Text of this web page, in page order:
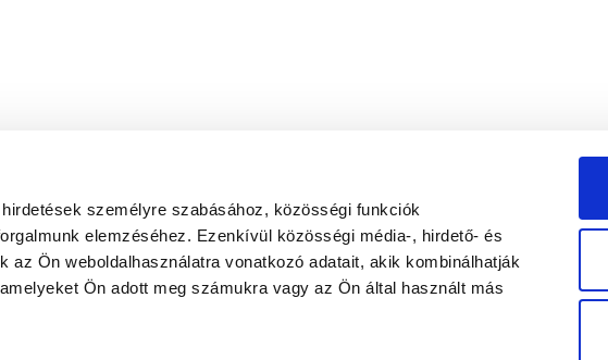
személyre szabásához, közösségi funkciók
elemzéséhez. Ezenkívül közösségi média-, hirdető- és
az Ön weboldalhasználatra vonatkozó adatait, akik kombinálhatják
Ön adott meg számukra vagy az Ön által használt más